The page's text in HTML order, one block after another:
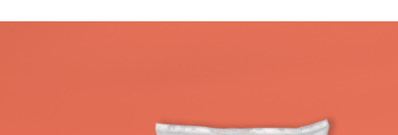
Arbustos y pequeños árboles